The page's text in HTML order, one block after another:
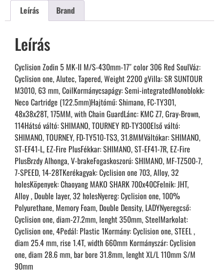
Leírás Brand
Leírás
Cyclision Zodin 5 MK-II M/S-430mm-17″ color 306 Red SoulVáz:
Cyclision one, Alutec, Tapered, Weight 2200 gVilla: SR SUNTOUR
M3010, 63 mm, CoilKormánycsapágy: Semi-integratedMonoblokk:
Neco Cartridge (122.5mm)Hajtómű: Shimano, FC-TY301,
48x38x28T, 175MM, with Chain GuardLánc: KMC Z7, Gray-Brown,
114Hátsó váltó: SHIMANO, TOURNEY RD-TY300Első váltó:
SHIMANO, TOURNEY, FD-TY510-TS3, 31.8MMVáltókar: SHIMANO,
ST-EF41-L, EZ-Fire PlusFékkar: SHIMANO, ST-EF41-7R, EZ-Fire
PlusBrzdy Alhonga, V-brakeFogaskoszorú: SHIMANO, MF-TZ500-7,
7-SPEED, 14-28TKerékagyak: Cyclision one 703, Alloy, 32
holesKöpenyek: Chaoyang MAKO SHARK 700x40CFelnik: JHT,
Alloy , Double layer, 32 holesNyereg: Cyclision one, 100%
Polyurethane, Memory Foam, Double Density, LADYNyeregcső:
Cyclision one, diam-27.2mm, lenght 350mm, SteelMarkolat:
Cyclision one, 4Pedál: Plastic 1Kormány: Cyclision one, STEEL ,
diam 25.4 mm, rise 1.4T, width 660mm Kormányszár: Cyclision
one, diam 28.6 mm, bar bore 31.8mm, lenght XL/L 110mm S/M
90mm